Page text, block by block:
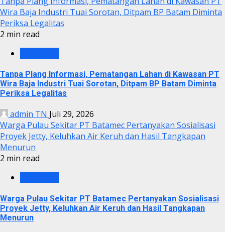
Wira Baja Industri Tuai Sorotan, Ditpam BP Batam Diminta
Periksa Legalitas
2 min read
Tanpa Plang Informasi, Pematangan Lahan di Kawasan PT
Wira Baja Industri Tuai Sorotan, Ditpam BP Batam Diminta
Periksa Legalitas
admin TN Juli 29, 2026
Warga Pulau Sekitar PT Batamec Pertanyakan Sosialisasi
Proyek Jetty, Keluhkan Air Keruh dan Hasil Tangkapan
Menurun
2 min read
Warga Pulau Sekitar PT Batamec Pertanyakan Sosialisasi
Proyek Jetty, Keluhkan Air Keruh dan Hasil Tangkapan
Menurun